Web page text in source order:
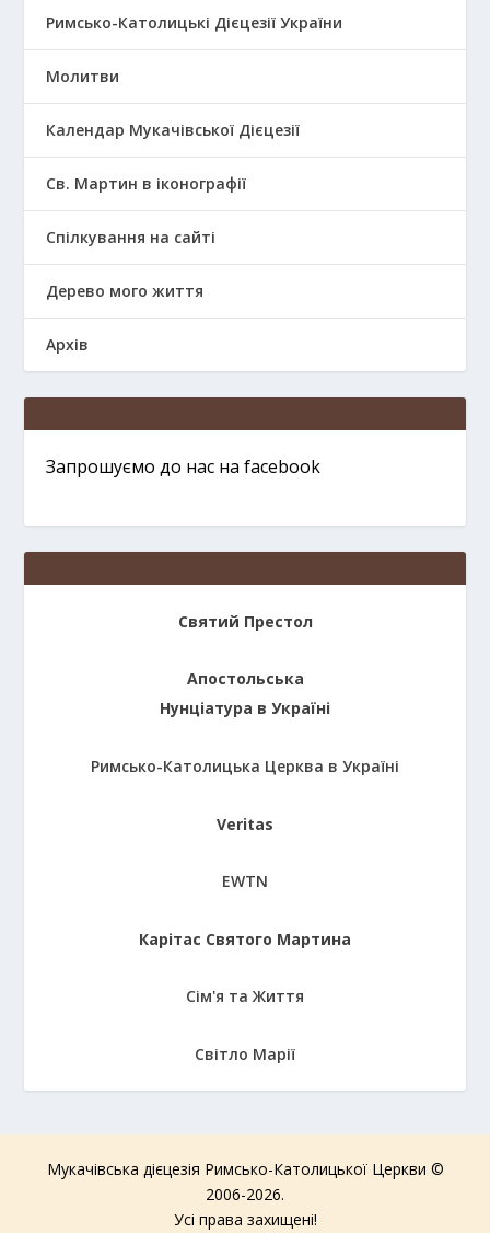
Римсько-Католицькі Дієцезії України
Молитви
Календар Мукачівської Дієцезії
Св. Мартин в іконографії
Спілкування на сайті
Дерево мого життя
Архів
Запрошуємо до нас на facebook
Святий Престол
Апостольська
Нунціатура в Україні
Римсько-Католицька Церква в Україні
Veritas
EWTN
Карітас Святого Мартина
Сім'я та Життя
Світло Марії
Мукачівська дієцезія Римсько-Католицької Церкви ©
2006-2026.
Усі права захищені!